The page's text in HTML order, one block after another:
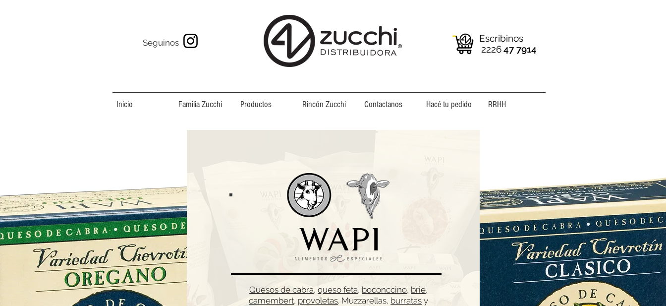
Seguinos
Escribinos
2226 47 7914
Inicio Familia Zucchi Productos Rincón Zucchi Contactanos Hacé tu pedido RRHH
Quesos de cabra,queso feta, boconccino, brie,
camembert, provoletas. Muzzarellas, burratas y